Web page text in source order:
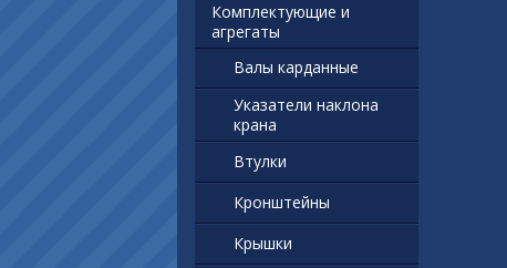
Комплектующие и
агрегаты
Валы карданные
Указатели наклона
крана
Втулки
Кронштейны
Крышки